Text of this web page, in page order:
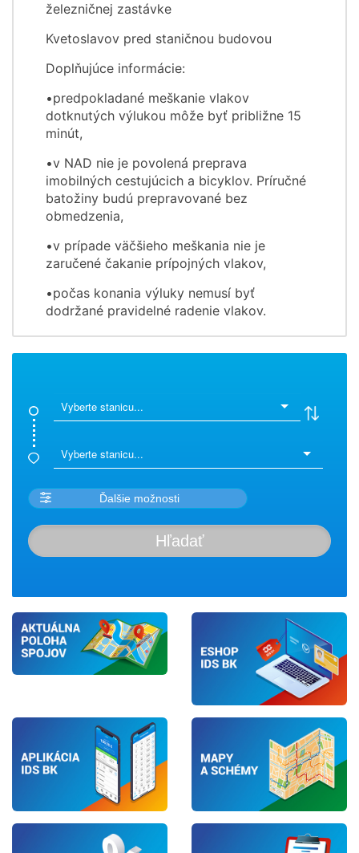
železničnej zastávke
Kvetoslavov pred staničnou budovou
Doplňujúce informácie:
•predpokladané meškanie vlakov
dotknutých výlukou môže byť približne 15
minút,
•v NAD nie je povolená preprava
imobilných cestujúcich a bicyklov. Príručné
batožiny budú prepravované bez
obmedzenia,
•v prípade väčšieho meškania nie je
zaručené čakanie prípojných vlakov,
•počas konania výluky nemusí byť
dodržané pravidelné radenie vlakov.